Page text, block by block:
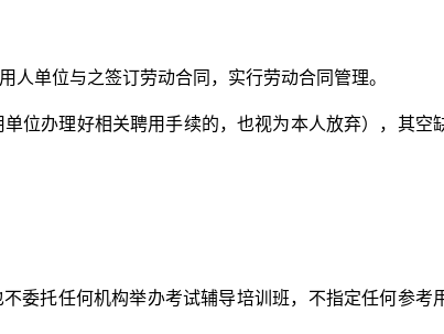
单位与之签订劳动合同，实行劳动合同管理。
办理好相关聘用手续的，也视为本人放弃），其空
托任何机构举办考试辅导培训班，不指定任何参考